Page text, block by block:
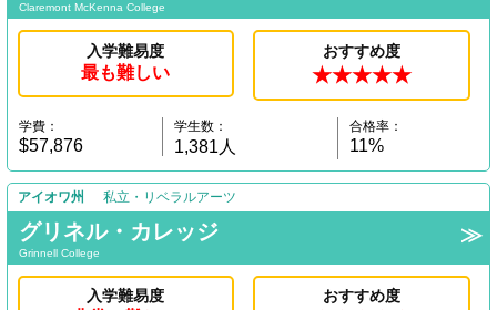
Claremont McKenna College
入学難易度
最も難しい
おすすめ度
★★★★★
学費：
$57,876
学生数：
1,381人
合格率：
11%
アイオワ州 私立・リベラルアーツ
グリネル・カレッジ
Grinnell College
入学難易度 おすすめ度